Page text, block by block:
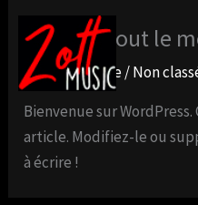
contenu
Bonjour tout le
1 commentaire/Non
Bienvenue sur
article. Modifiez-le ou
à écrire !